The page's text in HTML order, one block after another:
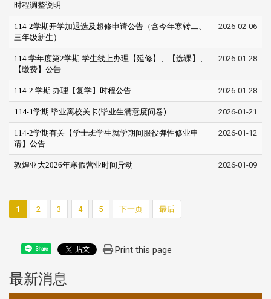
时程调整说明
114-2学期开学加退选及超修申请公告（含今年寒转二、
三年级新生）
2026-02-06
114 学年度第2学期 学生线上办理【延修】、【选课】、
【缴费】公告
2026-01-28
114-2 学期 办理【复学】时程公告 2026-01-28
114-1学期 毕业离校关卡(毕业生满意度问卷) 2026-01-21
114-2学期有关【学士班学生就学期间服役弹性修业申
请】公告
2026-01-12
敦煌亚大2026年寒假营业时间异动 2026-01-09
1 2 3 4 5 下一页 最后
Share Print this page
最新消息